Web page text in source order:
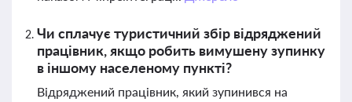
Чи сплачує туристичний збір відряджений
працівник, якщо робить вимушену зупинку
в іншому населеному пункті?
Відряджений працівник, який зупинився на